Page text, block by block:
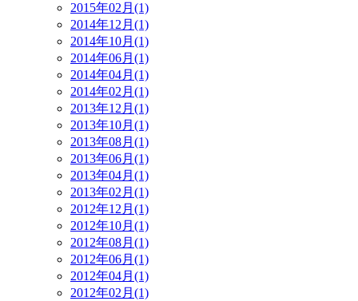
2015年02月(1)
2014年12月(1)
2014年10月(1)
2014年06月(1)
2014年04月(1)
2014年02月(1)
2013年12月(1)
2013年10月(1)
2013年08月(1)
2013年06月(1)
2013年04月(1)
2013年02月(1)
2012年12月(1)
2012年10月(1)
2012年08月(1)
2012年06月(1)
2012年04月(1)
2012年02月(1)